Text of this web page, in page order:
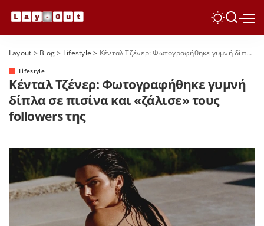
Layout > Blog> Lifestyle > Κένταλ Τζένερ: Φωτογραφήθηκε γυμνή δίπλα σε πισίνα και «ζάλισε» τους followers της
Lifestyle
Κένταλ Τζένερ: Φωτογραφήθηκε γυμνή
δίπλα σε πισίνα και «ζάλισε» τους
followers της